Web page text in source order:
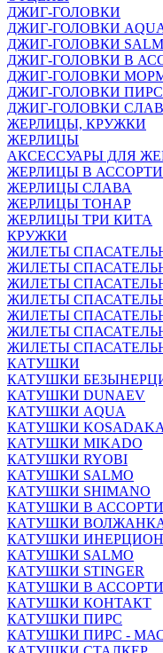
ДЖИГ-ГОЛОВКИ
ДЖИГ-ГОЛОВКИ
ДЖИГ-ГОЛОВКИ
ДЖИГ-ГОЛОВКИ В
ДЖИГ-ГОЛОВКИ
ДЖИГ-ГОЛОВКИ ПИРС
ДЖИГ-ГОЛОВКИ
ЖЕРЛИЦЫ, КРУЖКИ
ЖЕРЛИЦЫ
АКСЕССУАРЫ ДЛЯ
ЖЕРЛИЦЫ В
ЖЕРЛИЦЫ СЛАВА
ЖЕРЛИЦЫ ТОНАР
ЖЕРЛИЦЫ ТРИ КИТА
КРУЖКИ
ЖИЛЕТЫ
ЖИЛЕТЫ
ЖИЛЕТЫ
ЖИЛЕТЫ
ЖИЛЕТЫ
ЖИЛЕТЫ
ЖИЛЕТЫ
КАТУШКИ
КАТУШКИ
КАТУШКИ DUNAEV
КАТУШКИ AQUA
КАТУШКИ KOSADAKA
КАТУШКИ MIKADO
КАТУШКИ RYOBI
КАТУШКИ SALMO
КАТУШКИ SHIMANO
КАТУШКИ В
КАТУШКИ
КАТУШКИ
КАТУШКИ SALMO
КАТУШКИ STINGER
КАТУШКИ В
КАТУШКИ КОНТАКТ
КАТУШКИ ПИРС
КАТУШКИ ПИРС -